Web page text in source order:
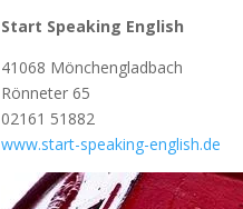
Start Speaking English
41068 Mönchengladbach
Rönneter 65
02161 51882
www.start-speaking-english.de